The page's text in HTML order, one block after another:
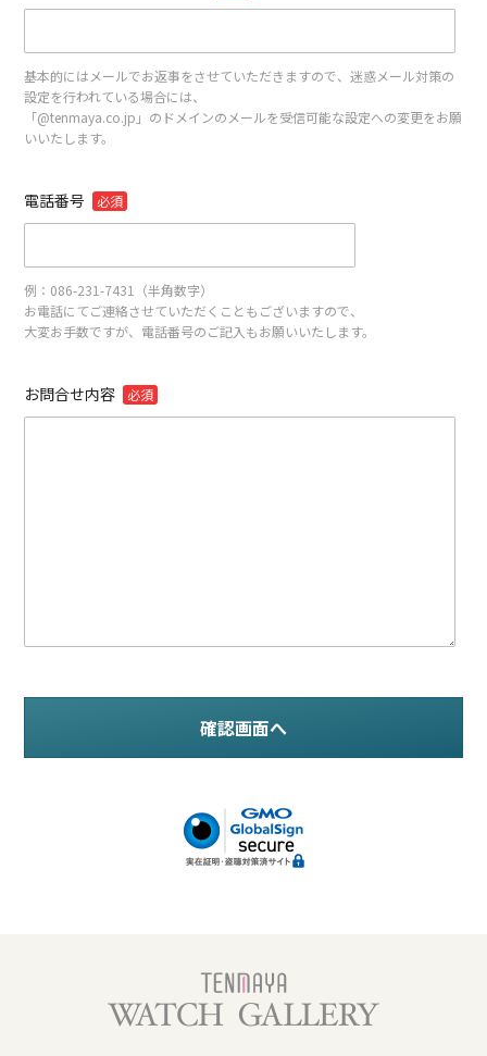
基本的にはメールでお返事をさせていただきますので、迷惑メール対策の
設定を行われている場合には、
「@tenmaya.co.jp」のドメインのメールを受信可能な設定への変更をお願
いいたします。
電話番号 必須
例：086-231-7431（半角数字）
お電話にてご連絡させていただくこともございますので、
大変お手数ですが、電話番号のご記入もお願いいたします。
お問合せ内容 必須